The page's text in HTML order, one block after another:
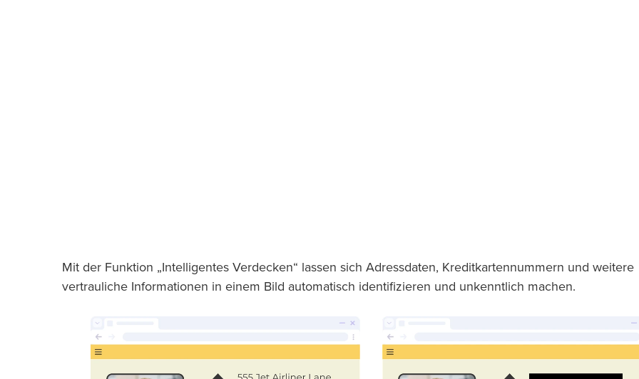
Mit der Funktion „Intelligentes Verdecken“ lassen sich Adressdaten, Kreditkartennummern und weitere
vertrauliche Informationen in einem Bild automatisch identifizieren und unkenntlich machen.